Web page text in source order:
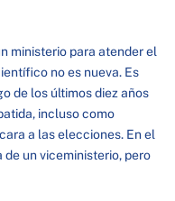
ministerio para atender el
no es nueva. Es
de los últimos diez años
incluso como
a las elecciones. En el
un viceministerio, pero